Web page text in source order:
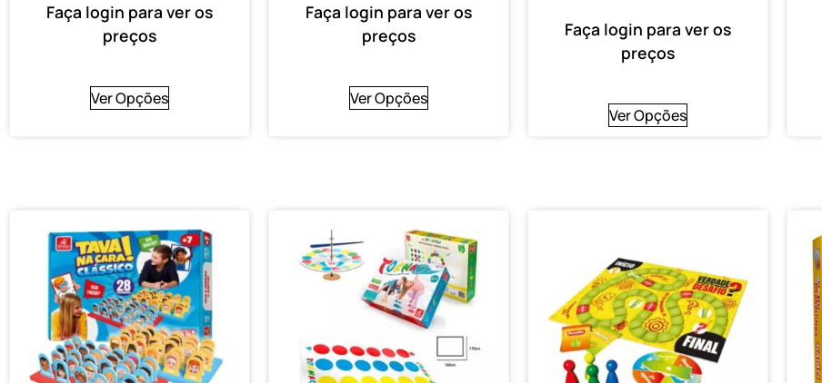
Faça login para ver os
preços
Ver Opções
Faça login para ver os
preços
Ver Opções
Faça login para ver os
preços
Ver Opções